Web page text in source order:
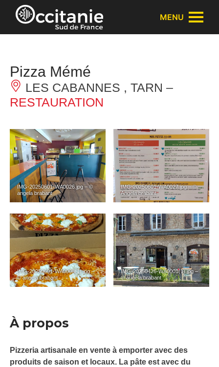
Panneau de gestion des cookies
MENU
Pizza Mémé
LES CABANNES , TARN –
RESTAURATION
IMG-20250601-WA0026.jpg – ©
angela brabant
IMG-20250601-WA0027.jpg – ©
Angela brabant
IMG-20250601-WA0008(1).jpg –
© angela brabant
IMG-20250426-WA0001(1).jpg –
© angela brabant
À propos
Pizzeria artisanale en vente à emporter avec des
produits de saison et locaux. La pâte est avec du